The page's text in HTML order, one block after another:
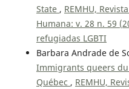
State , REMHU,
Humana: v. 28 n. 59
refugiadas LGBTI
Barbara Andrade de
Immigrants queers
Québec , REMHU,